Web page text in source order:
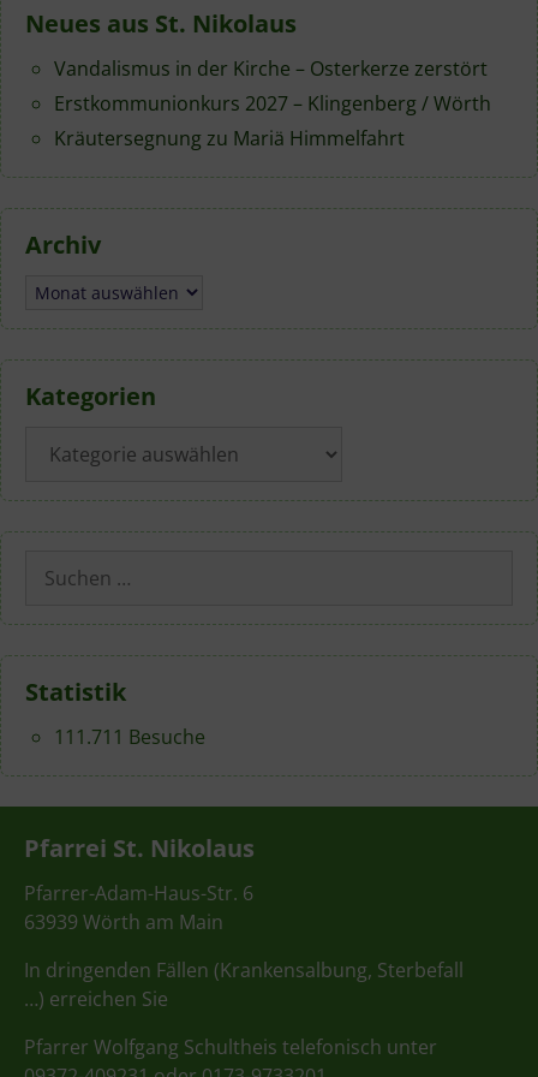
Neues aus St. Nikolaus
Vandalismus in der Kirche – Osterkerze zerstört
Erstkommunionkurs 2027 – Klingenberg / Wörth
Kräutersegnung zu Mariä Himmelfahrt
Archiv
Archiv
Kategorien
Suchen
nach:
Statistik
111.711 Besuche
Pfarrei St. Nikolaus
Pfarrer-Adam-Haus-Str. 6
63939 Wörth am Main
In dringenden Fällen (Krankensalbung, Sterbefall
…) erreichen Sie
Pfarrer Wolfgang Schultheis telefonisch unter